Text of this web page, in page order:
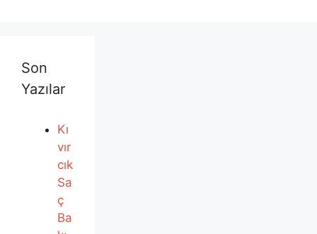
Son
Yazılar
Kı
vır
cık
Sa
ç
Ba